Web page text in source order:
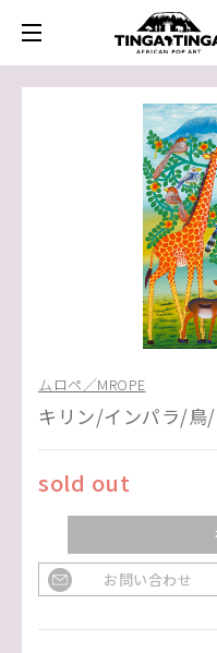
ムロペ／MROPE
キリン/インパラ/鳥
sold out
お問い合わせ